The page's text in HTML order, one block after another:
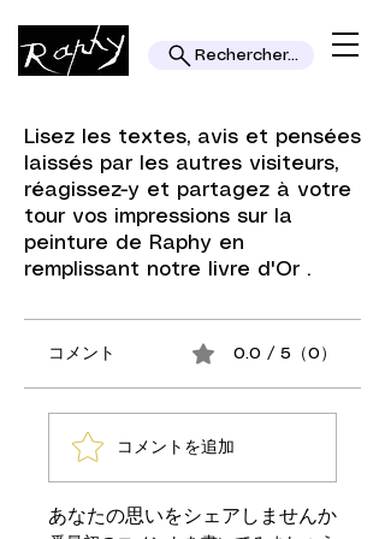
Rechercher...
Lisez les textes, avis et pensées
laissés par les autres visiteurs,
réagissez-y et partagez à votre
tour vos impressions sur la
peinture de Raphy en
remplissant notre livre d'Or .
コメント 0.0 / 5（0）
コメントを追加
あなたの思いをシェアしませんか